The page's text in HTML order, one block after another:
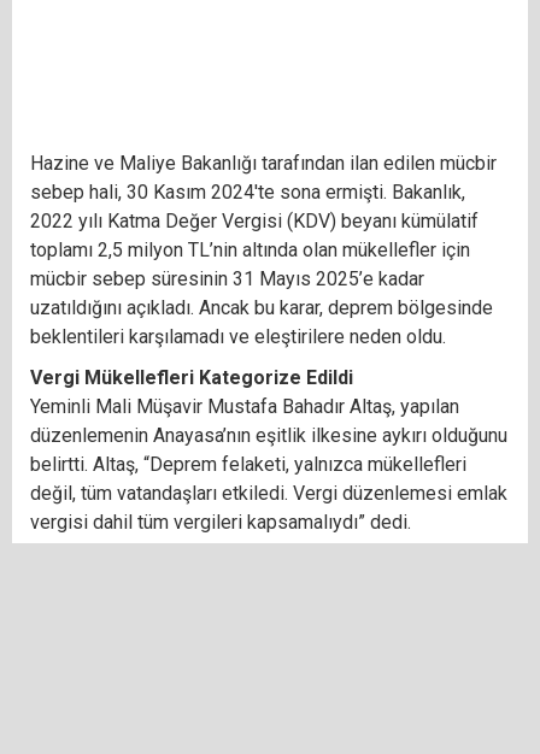
Hazine ve Maliye Bakanlığı tarafından ilan edilen mücbir
sebep hali, 30 Kasım 2024'te sona ermişti. Bakanlık,
2022 yılı Katma Değer Vergisi (KDV) beyanı kümülatif
toplamı 2,5 milyon TL’nin altında olan mükellefler için
mücbir sebep süresinin 31 Mayıs 2025’e kadar
uzatıldığını açıkladı. Ancak bu karar, deprem bölgesinde
beklentileri karşılamadı ve eleştirilere neden oldu.
Vergi Mükellefleri Kategorize Edildi
Yeminli Mali Müşavir Mustafa Bahadır Altaş, yapılan
düzenlemenin Anayasa’nın eşitlik ilkesine aykırı olduğunu
belirtti. Altaş, “Deprem felaketi, yalnızca mükellefleri
değil, tüm vatandaşları etkiledi. Vergi düzenlemesi emlak
vergisi dahil tüm vergileri kapsamalıydı” dedi.